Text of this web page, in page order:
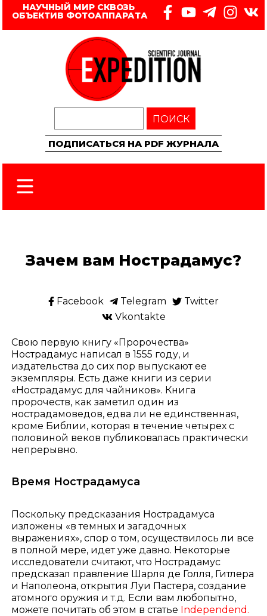
НАУЧНЫЙ МИР СКВОЗЬ
ОБЪЕКТИВ ФОТОАППАРАТА
ПОИСК
ПОДПИСАТЬСЯ НА PDF ЖУРНАЛА
Зачем вам Нострадамус?
Facebook Telegram
Twitter
Vkontakte
Свою первую книгу «Пророчества»
Нострадамус написал в 1555 году, и
издательства до сих пор выпускают ее
экземпляры. Есть даже книги из серии
«Нострадамус для чайников». Книга
пророчеств, как заметил один из
нострадамоведов, едва ли не единственная,
кроме Библии, которая в течение четырех с
половиной веков публиковалась практически
непрерывно.
Время Нострадамуса
Поскольку предсказания Нострадамуса
изложены «в темных и загадочных
выражениях», спор о том, осуществилось ли все
в полной мере, идет уже давно. Некоторые
исследователи считают, что Нострадамус
предсказал правление Шарля де Голля, Гитлера
и Наполеона, открытия Луи Пастера, создание
атомного оружия и т.д. Если вам любопытно,
можете почитать об этом в статье Independend.